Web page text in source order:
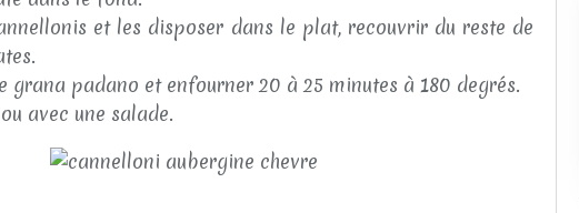
et les disposer dans le plat, recouvrir du reste de
grana padano et enfourner 20 à 25 minutes à 180 degrés.
avec une salade.